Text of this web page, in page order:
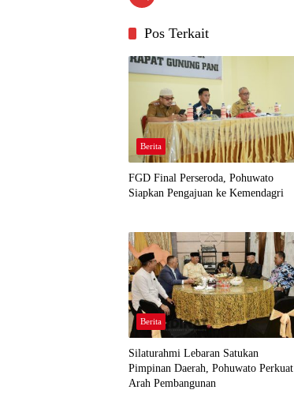
Pos Terkait
Berita
FGD Final Perseroda, Pohuwato
Siapkan Pengajuan ke Kemendagri
Berita
Silaturahmi Lebaran Satukan
Pimpinan Daerah, Pohuwato Perkuat
Arah Pembangunan